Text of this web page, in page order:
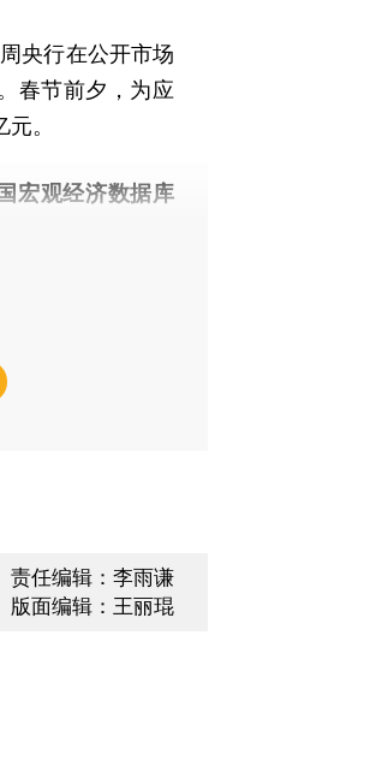
央行在公开市场
春节前夕，为应
。
宏观经济数据库
责任编辑：李雨谦
版面编辑：王丽琨